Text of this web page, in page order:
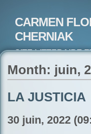
CARMEN
CHERNIAK
SITE LITTERAIRE
Month: juin,
LA JUSTICIA
30 juin, 2022